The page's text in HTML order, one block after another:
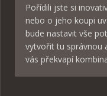
Pořídili jste si
nebo o jeho koupi
bude nastavit vše
vytvořit tu správnou
vás překvapí